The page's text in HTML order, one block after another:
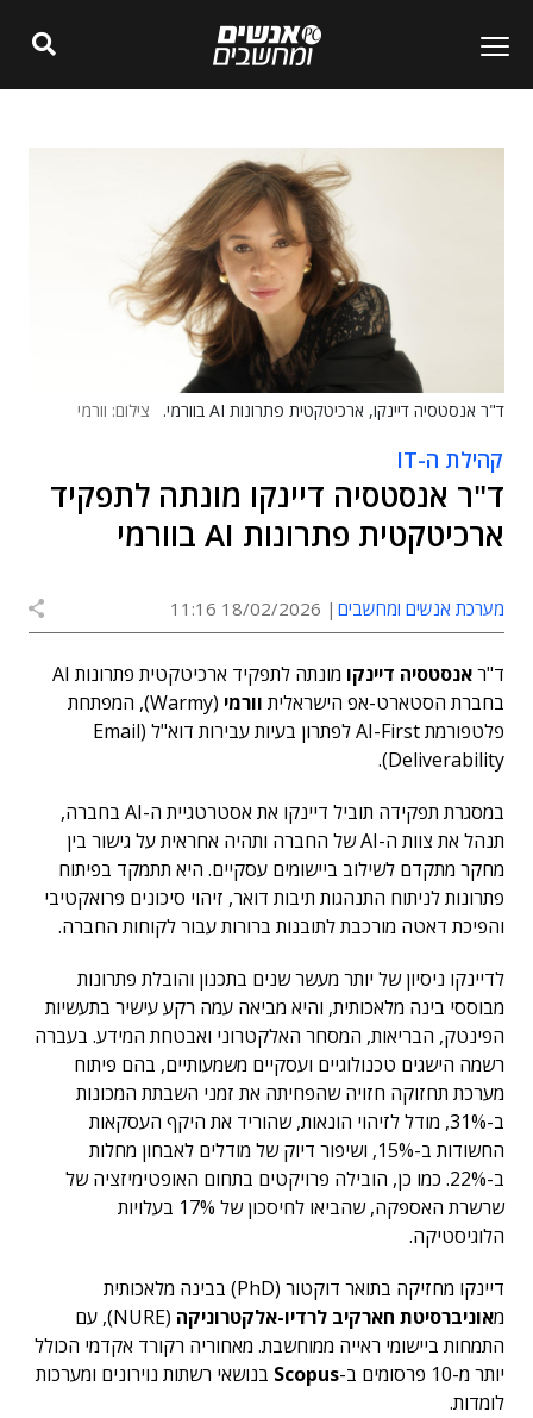
ד"ר אנסטסיה דיינקו, ארכיטקטית פתרונות AI בוורמי. צילום: וורמי
קהילת ה-IT
ד"ר אנסטסיה דיינקו מונתה לתפקיד
ארכיטקטית פתרונות AI בוורמי
מערכת אנשים ומחשבים 18/02/2026 11:16
ד"ראנסטסיה דיינקו
מונתה לתפקיד ארכיטקטית פתרונות AI
בחברת הסטארט-אפ הישראלית וורמי
(Warmy), המפתחת
פלטפורמת AI-First לפתרון בעיות עבירות דוא"ל (Email
Deliverability).
במסגרת תפקידה תוביל דיינקו את אסטרטגיית ה-AI בחברה,
תנהל את צוות ה-AI של החברה ותהיה אחראית על גישור בין
מחקר מתקדם לשילוב ביישומים עסקיים. היא תתמקד בפיתוח
פתרונות לניתוח התנהגות תיבות דואר, זיהוי סיכונים פרואקטיבי
והפיכת דאטה מורכבת לתובנות ברורות עבור לקוחות החברה.
לדיינקו ניסיון של יותר מעשר שנים בתכנון והובלת פתרונות
מבוססי בינה מלאכותית, והיא מביאה עמה רקע עישיר בתעשיות
הפינטק, הבריאות, המסחר האלקטרוני ואבטחת המידע. בעברה
רשמה הישגים טכנולוגיים ועסקיים משמעותיים, בהם פיתוח
מערכת תחזוקה חזויה שהפחיתה את זמני השבתת המכונות
ב-31%, מודל לזיהוי הונאות, שהוריד את היקף העסקאות
החשודות ב-15%, ושיפור דיוק של מודלים לאבחון מחלות
ב-22%. כמו כן, הובילה פרויקטים בתחום האופטימיזציה של
שרשרת האספקה, שהביאו לחיסכון של 17% בעלויות
הלוגיסטיקה.
דיינקו מחזיקה בתואר דוקטור (PhD) בבינה מלאכותית
מאוניברסיטת חארקיב לרדיו-אלקטרוניקה
(NURE), עם
התמחות ביישומי ראייה ממוחשבת. מאחוריה רקורד אקדמי הכולל
יותר מ-10 פרסומים ב-
Scopus בנושאי רשתות נוירונים ומערכות
לומדות.